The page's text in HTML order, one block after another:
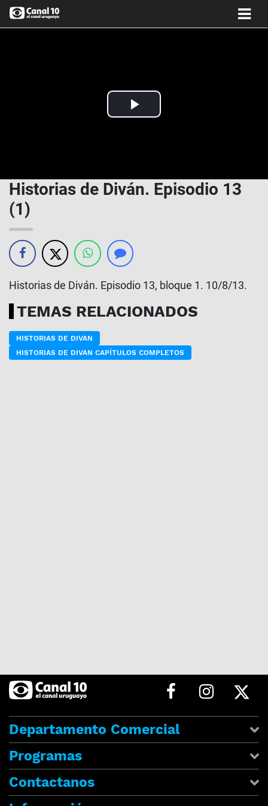
Play
Historias de Diván. Episodio 13
(1)
Historias de Diván. Episodio 13, bloque 1. 10/8/13.
TEMAS RELACIONADOS
HISTORIAS DE DIVAN
HISTORIAS DE DIVAN CAPÍTULOS COMPLETOS
Departamento Comercial
Programas
Contactanos